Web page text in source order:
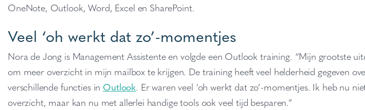
OneNote, Outlook, Word, Excel en SharePoint.
Veel ‘oh werkt dat zo’-momentjes
Nora de Jong is Management Assistente en volgde een Outlook training. “Mijn grootste
om meer overzicht in mijn mailbox te krijgen. De training heeft veel helderheid gegeven
verschillende functies in Outlook. Er waren veel ‘oh werkt dat zo’-momentjes. Ik heb nu
overzicht, maar kan nu met allerlei handige tools ook veel tijd besparen.”